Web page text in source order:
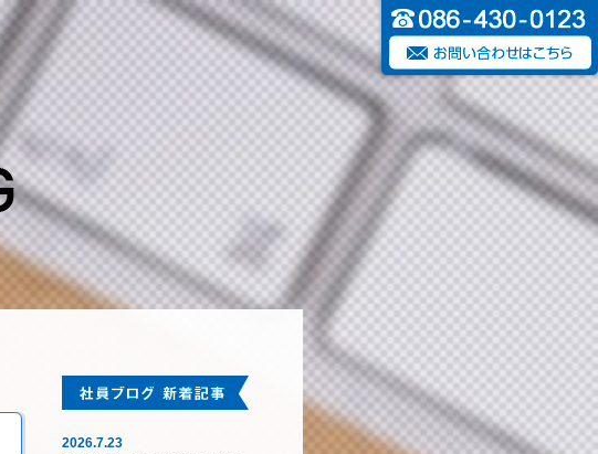
2026.7.23